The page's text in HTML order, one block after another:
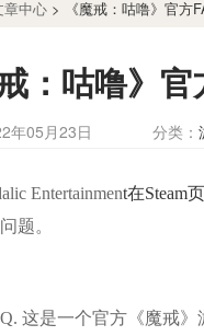
章中心 > 《魔戒：咕噜》官方
戒：咕噜》
年05月23日 分类：
Entertainment在Steam
题。
是一个官方《魔戒》